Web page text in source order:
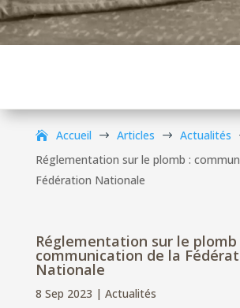
Accueil $ Articles $ Actualités
Réglementation sur le plomb :
Fédération Nationale
Réglementation sur le plomb
communication de la
Nationale
8 Sep 2023 | Actualités